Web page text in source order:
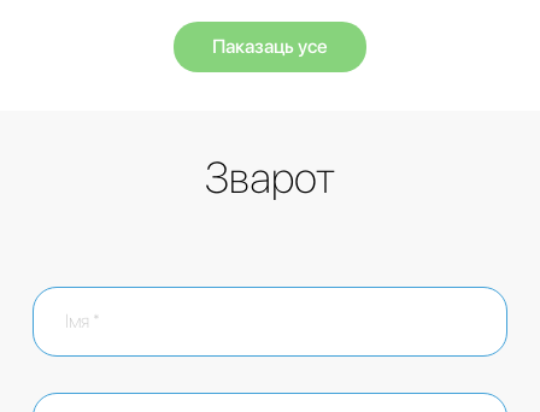
Паказаць усе
Зварот